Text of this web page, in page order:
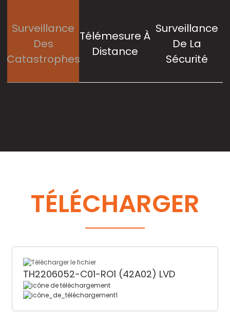
Surveillance
Des
Catastrophes
Télémesure À
Distance
Surveillance
De La
Sécurité
TÉLÉCHARGER
TH2206052-C01-RO1 (42A02) LVD